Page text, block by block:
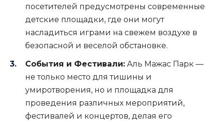
посетителей предусмотрены современные
детские площадки, где они могут
насладиться играми на свежем воздухе в
безопасной и веселой обстановке.
События и Фестивали: Аль Мажас Парк —
не только место для тишины и
умиротворения, но и площадка для
проведения различных мероприятий,
фестивалей и концертов, делая его